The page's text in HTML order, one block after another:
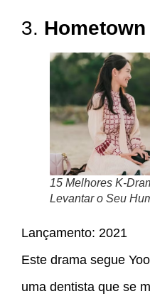
3. Hometown
15 Melhores K-
Levantar o Seu
Lançamento: 2021
Este drama segue
uma dentista que se